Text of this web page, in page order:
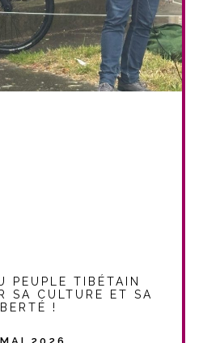
PEUPLE TIBÉTAIN
SA CULTURE ET SA
!